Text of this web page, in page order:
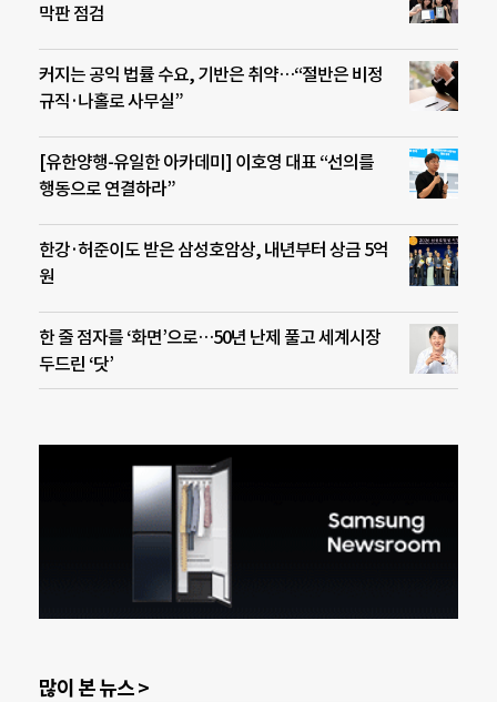
막판 점검
커지는 공익 법률 수요, 기반은 취약…“절반은 비정
규직·나홀로 사무실”
[유한양행-유일한 아카데미] 이호영 대표 “선의를
행동으로 연결하라”
한강·허준이도 받은 삼성호암상, 내년부터 상금 5억
원
한 줄 점자를 ‘화면’으로…50년 난제 풀고 세계시장
두드린 ‘닷’
많이 본 뉴스 >